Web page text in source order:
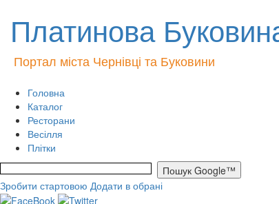
Платинова
Портал міста Чернівці та Буковини
Головна
Каталог
Ресторани
Весілля
Плітки
Зробити стартовою Додати в обрані